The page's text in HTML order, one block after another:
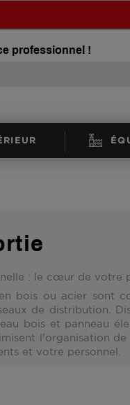
professionnel !
: le cœur de votre
bois ou acier sont
de distribution.
bois et panneau
l'organisation
et votre personnel.